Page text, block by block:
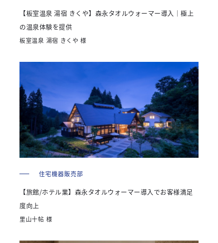
【板室温泉 湯宿 きくや】森永タオルウォーマー導入｜極上
の温泉体験を提供
板室温泉 湯宿 きくや 様
住宅機器販売部
【旅館/ホテル業】森永タオルウォーマー導入でお客様満足
度向上
里山十帖 様